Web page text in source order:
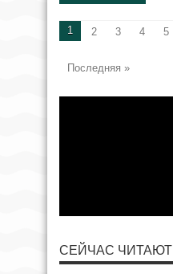
1 2 3 4 5
Последняя »
СЕЙЧАС ЧИТАЮТ